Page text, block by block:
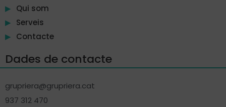
Qui som
Serveis
Contacte
Dades de contacte
grupriera@grupriera.cat
937 312 470